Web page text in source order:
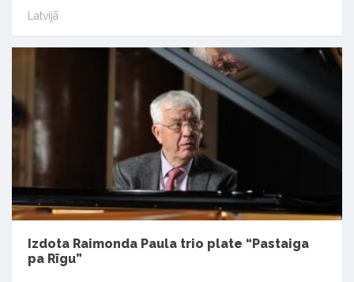
Latvijā
Izdota Raimonda Paula trio plate “Pastaiga
pa Rīgu”